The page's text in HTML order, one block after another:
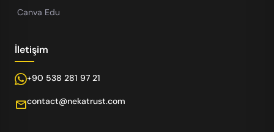
Canva Edu
İletişim
+90 538 281 97 21
mailcontact@nekatrust.com